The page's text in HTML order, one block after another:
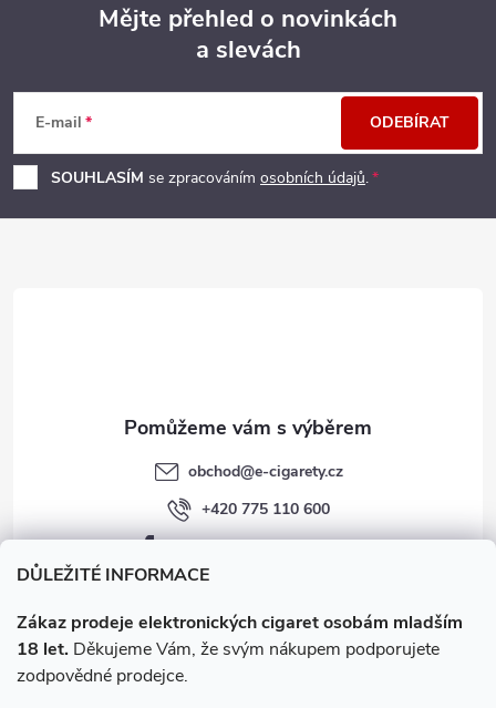
DŮLEŽITÉ INFORMACE
Zákaz prodeje elektronických cigaret osobám mladším
18 let. Děkujeme Vám, že svým nákupem podporujete
zodpovědné prodejce.
a
í
p
p
i
s
u
p
a
Mějte přehled o novinkách
a slevách
E-mail
SOUHLASÍM se zpracováním osobních údajů.
ODEBÍRAT
obchod@e-cigarety.cz
+420 775 110 600
facebook.com/e-cigarety.cz